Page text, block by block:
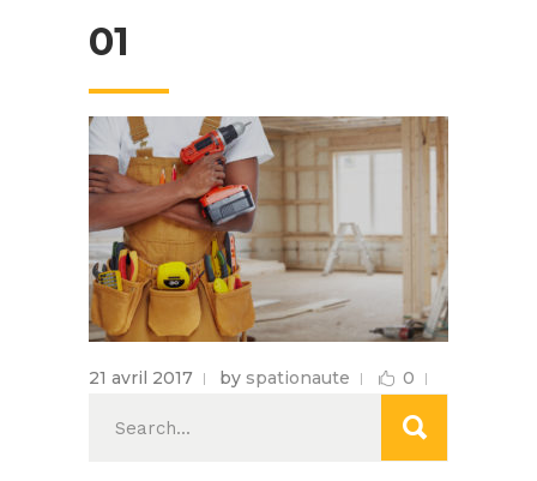
01
21 avril 2017 by spationaute
0
for: